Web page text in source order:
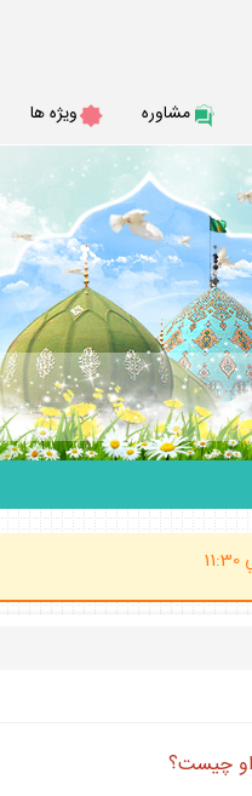
مشاوره ويژه ها
(ساعت پاسخگوي احكام شرعي 20 الي 21:30 شب10 صبح الي 11:30
او چيست؟